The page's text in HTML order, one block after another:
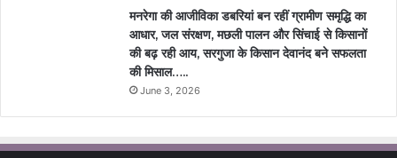
मनरेगा की आजीविका डबरियां बन रहीं ग्रामीण समृद्धि का
आधार, जल संरक्षण, मछली पालन और सिंचाई से किसानों
की बढ़ रही आय, सरगुजा के किसान देवानंद बने सफलता
की मिसाल…..
June 3, 2026